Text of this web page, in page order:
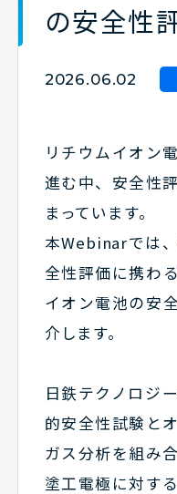
の安全性
2026.06.02
リチウムイオン
進む中、安全性
まっています。
本Webinarでは
全性評価に携わ
イオン電池の安
介します。
日鉄テクノロジ
的安全性試験と
ガス分析を組み
塗工電極に対す